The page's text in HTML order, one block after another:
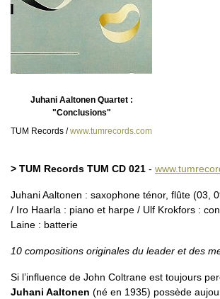
Juhani Aaltonen Quartet :
"Conclusions"
TUM Records /www.tumrecords.com
> TUM Records TUM CD 021 -
Juhani Aaltonen : saxophone ténor, flûte (03,
/ Iro Haarla : piano et harpe / Ulf Krokfors :
Laine : batterie
10 compositions originales du leader et des
Si l’influence de John Coltrane est toujours
Juhani Aaltonen (né en 1935) possède